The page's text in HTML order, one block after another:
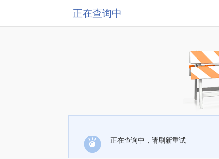
正在查询中
正在查询中，请刷新重试